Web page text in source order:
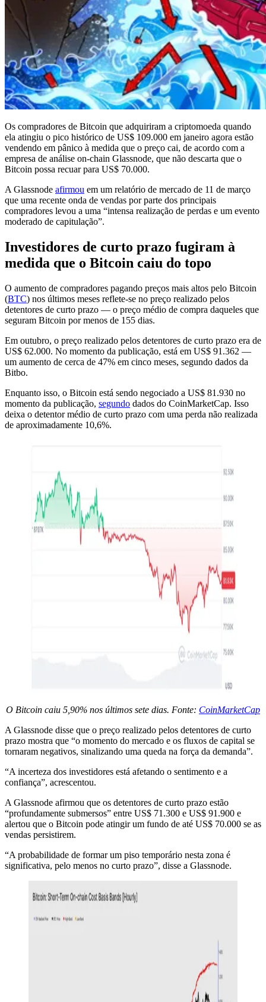
Os compradores de Bitcoin que adquiriram a criptomoeda quando
ela atingiu o pico histórico de US$ 109.000 em janeiro agora estão
vendendo em pânico à medida que o preço cai, de acordo com a
empresa de análise on-chain Glassnode, que não descarta que o
Bitcoin possa recuar para US$ 70.000.
A Glassnode afirmou em um relatório de mercado de 11 de março
que uma recente onda de vendas por parte dos principais
compradores levou a uma “intensa realização de perdas e um evento
moderado de capitulação”.
Investidores de curto prazo fugiram à
medida que o Bitcoin caiu do topo
O aumento de compradores pagando preços mais altos pelo Bitcoin
(BTC) nos últimos meses reflete-se no preço realizado pelos
detentores de curto prazo — o preço médio de compra daqueles que
seguram Bitcoin por menos de 155 dias.
Em outubro, o preço realizado pelos detentores de curto prazo era de
US$ 62.000. No momento da publicação, está em US$ 91.362 —
um aumento de cerca de 47% em cinco meses, segundo dados da
Bitbo.
Enquanto isso, o Bitcoin está sendo negociado a US$ 81.930 no
momento da publicação, segundo dados do CoinMarketCap. Isso
deixa o detentor médio de curto prazo com uma perda não realizada
de aproximadamente 10,6%.
O Bitcoin caiu 5,90% nos últimos sete dias. Fonte: CoinMarketCap
A Glassnode disse que o preço realizado pelos detentores de curto
prazo mostra que “o momento do mercado e os fluxos de capital se
tornaram negativos, sinalizando uma queda na força da demanda”.
“A incerteza dos investidores está afetando o sentimento e a
confiança”, acrescentou.
A Glassnode afirmou que os detentores de curto prazo estão
“profundamente submersos” entre US$ 71.300 e US$ 91.900 e
alertou que o Bitcoin pode atingir um fundo de até US$ 70.000 se as
vendas persistirem.
“A probabilidade de formar um piso temporário nesta zona é
significativa, pelo menos no curto prazo”, disse a Glassnode.